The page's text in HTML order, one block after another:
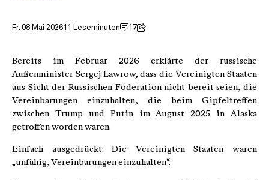
Fr. 08 Mai 202611 Leseminuten 17
Bereits im Februar 2026 erklärte der russische
Außenminister Sergej Lawrow, dass die Vereinigten Staaten
aus Sicht der Russischen Föderation nicht bereit seien, die
Vereinbarungen einzuhalten, die beim Gipfeltreffen
zwischen Trump und Putin im August 2025 in Alaska
getroffen worden waren.
Einfach ausgedrückt: Die Vereinigten Staaten waren
„unfähig, Vereinbarungen einzuhalten“.